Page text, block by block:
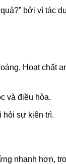
bởi vì tác
Hoạt chất
và điều hòa.
hỏi sự kiên trì.
nhanh hơn,